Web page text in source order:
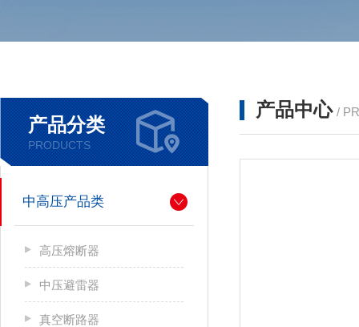
产品分类
PRODUCTS
中高压产品类
高压熔断器
中压避雷器
真空断路器
产品中心 /